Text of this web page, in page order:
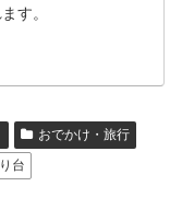
す。
おでかけ・旅行
台